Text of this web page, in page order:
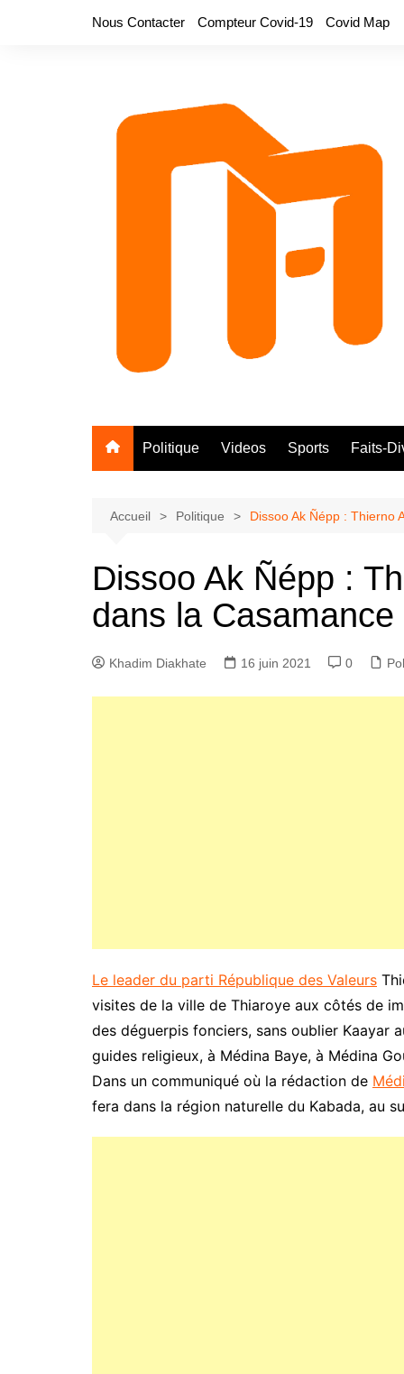
Nous Contacter Compteur Covid-19 Covid Map
Politique Videos Sports Faits-
Accueil Politique Dissoo Ak Ñépp : Thierno
Dissoo Ak Ñépp :
dans la
Khadim Diakhate 16 juin 2021 0
Le leader du parti République des Valeurs
visites de la ville de Thiaroye aux côtés de
des déguerpis fonciers, sans oublier Kaayar
guides religieux, à Médina Baye, à Médina
Dans un communiqué où la rédaction de
fera dans la région naturelle du Kabada, au